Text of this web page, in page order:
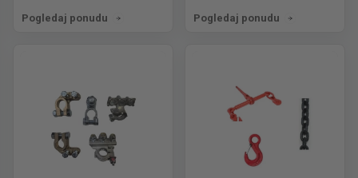
Pogledaj ponudu Pogledaj ponudu